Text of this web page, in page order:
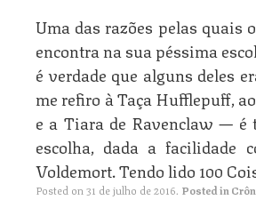
Uma das razões pelas quais
encontra na sua péssima
é verdade que alguns deles
me refiro à Taça Hufflepuff,
e a Tiara de Ravenclaw — é
escolha, dada a facilidade
Voldemort. Tendo lido 100
Posted on31 de julho de 2016. Posted in